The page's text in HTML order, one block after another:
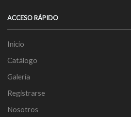
ACCESO RÁPIDO
Inicio
Catálogo
Galería
Registrarse
Nosotros